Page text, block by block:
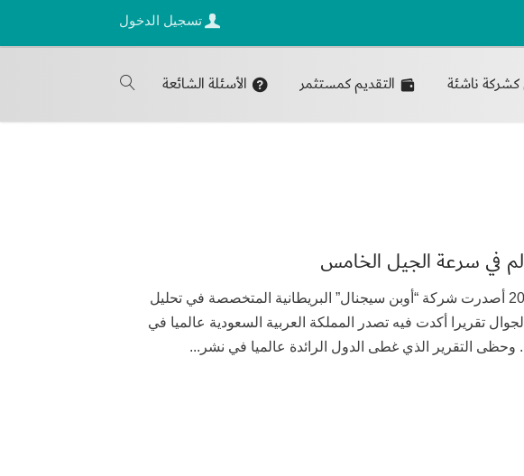
تسجيل الدخول
كشركة ناشئة التقديم كمستثمر الأسئلة الشائعة
في سرعة الجيل الخامس
مجلة تحالف – 27 آغسطس 2020 أصدرت شركة “أوبن سيجنال” البريطانية المتخصصة في تحليل
تقريرا أكدت فيه تصدر المملكة العربية السعودية عالميا في
التقرير الذي غطى الدول الرائدة عالميا في نشر...